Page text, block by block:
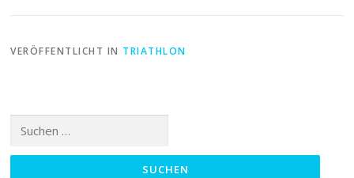
VERÖFFENTLICHT IN TRIATHLON
nach: